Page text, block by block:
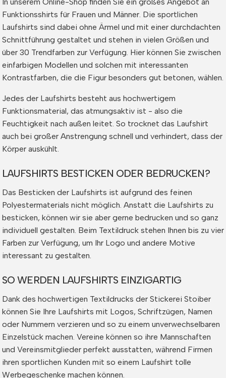
Funktionsshirts für Frauen und Männer. Die sportlichen
Laufshirts sind dabei ohne Ärmel und mit einer durchdachten
Schnittführung gestaltet und stehen in vielen Größen und
über 30 Trendfarben zur Verfügung. Hier können Sie zwischen
einfarbigen Modellen und solchen mit interessanten
Kontrastfarben, die die Figur besonders gut betonen, wählen.
Jedes der Laufshirts besteht aus hochwertigem
Funktionsmaterial, das atmungsaktiv ist - also die
Feuchtigkeit nach außen leitet. So trocknet das Laufshirt
auch bei großer Anstrengung schnell und verhindert, dass der
Körper auskühlt.
LAUFSHIRTS BESTICKEN ODER BEDRUCKEN?
Das Besticken der Laufshirts ist aufgrund des feinen
Polyestermaterials nicht möglich. Anstatt die Laufshirts zu
besticken, können wir sie aber gerne bedrucken und so ganz
individuell gestalten. Beim Textildruck stehen Ihnen bis zu vier
Farben zur Verfügung, um Ihr Logo und andere Motive
interessant zu gestalten.
SO WERDEN LAUFSHIRTS EINZIGARTIG
Dank des hochwertigen Textildrucks der Stickerei Stoiber
können Sie Ihre Laufshirts mit Logos, Schriftzügen, Namen
oder Nummern verzieren und so zu einem unverwechselbaren
Einzelstück machen. Vereine können so ihre Mannschaften
und Vereinsmitglieder perfekt ausstatten, während Firmen
ihren sportlichen Kunden mit so einem Laufshirt tolle
Werbegeschenke machen können.